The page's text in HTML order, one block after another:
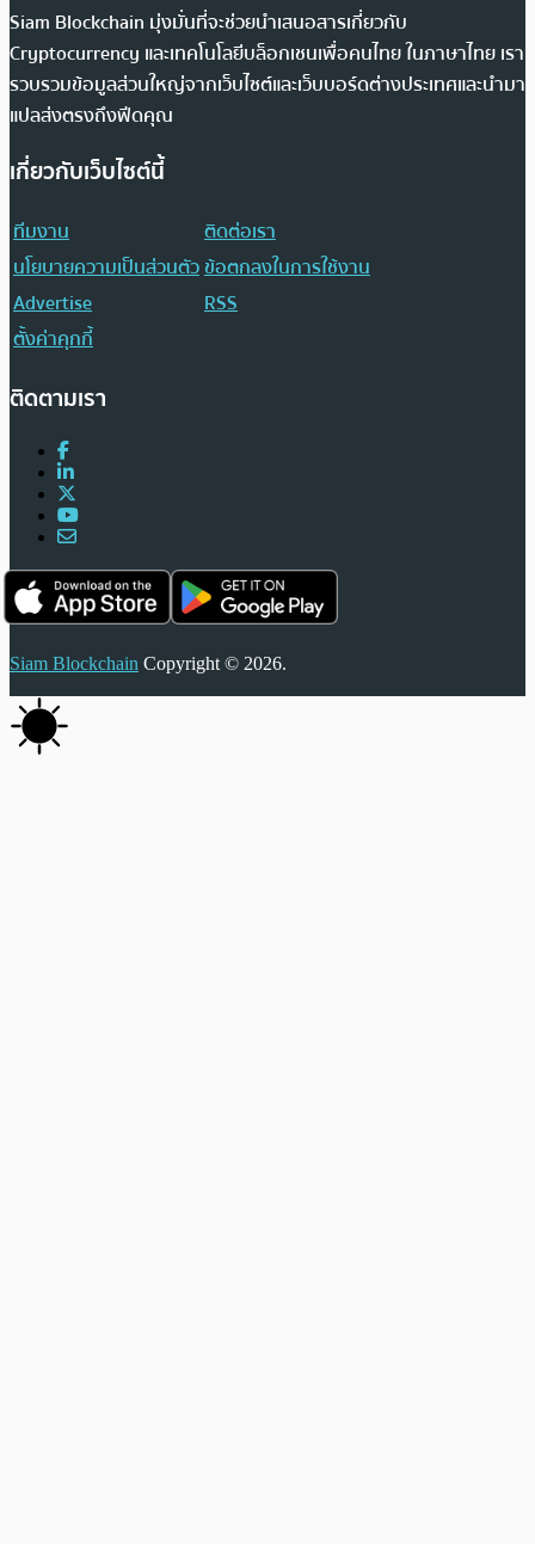
Siam Blockchain มุ่งมั่นที่จะช่วยนำเสนอสารเกี่ยวกับ
Cryptocurrency และเทคโนโลยีบล็อกเชนเพื่อคนไทย ในภาษาไทย เรา
รวบรวมข้อมูลส่วนใหญ่จากเว็บไซต์และเว็บบอร์ดต่างประเทศและนำมา
แปลส่งตรงถึงฟีดคุณ
เกี่ยวกับเว็บไซต์นี้
ทีมงาน
ติดต่อเรา
นโยบายความเป็นส่วนตัวข้อตกลงในการใช้งาน
Advertise
RSS
ตั้งค่าคุกกี้
ติดตามเรา
Siam Blockchain Copyright © 2026.